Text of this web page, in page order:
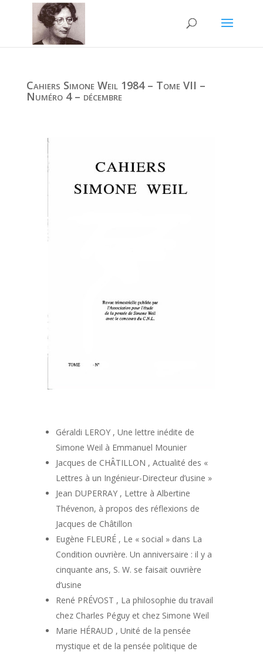
Cahiers Simone Weil 1984 – Tome VII –
Numéro 4 – décembre
Géraldi LEROY , Une lettre inédite de
Simone Weil à Emmanuel Mounier
Jacques de CHÂTILLON , Actualité des «
Lettres à un Ingénieur-Directeur d’usine »
Jean DUPERRAY , Lettre à Albertine
Thévenon, à propos des réflexions de
Jacques de Châtillon
Eugène FLEURÉ , Le « social » dans La
Condition ouvrière. Un anniversaire : il y a
cinquante ans, S. W. se faisait ouvrière
d’usine
René PRÉVOST , La philosophie du travail
chez Charles Péguy et chez Simone Weil
Marie HÉRAUD , Unité de la pensée
mystique et de la pensée politique de